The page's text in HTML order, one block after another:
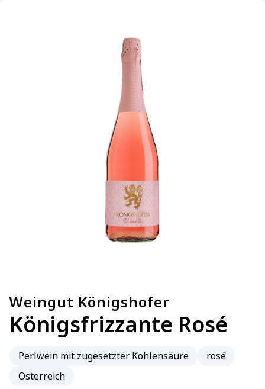
Weingut Königshofer
Königsfrizzante Rosé
Perlwein mit zugesetzter Kohlensäure
rosé
Österreich